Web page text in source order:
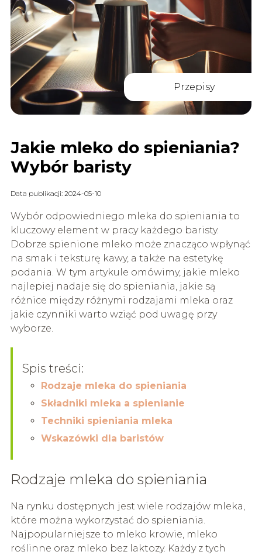
Przepisy
Jakie mleko do spieniania?
Wybór baristy
Data publikacji: 2024-05-10
Wybór odpowiedniego mleka do spieniania to
kluczowy element w pracy każdego baristy.
Dobrze spienione mleko może znacząco wpłynąć
na smak i teksturę kawy, a także na estetykę
podania. W tym artykule omówimy, jakie mleko
najlepiej nadaje się do spieniania, jakie są
różnice między różnymi rodzajami mleka oraz
jakie czynniki warto wziąć pod uwagę przy
wyborze.
Spis treści:
Rodzaje mleka do spieniania
Składniki mleka a spienianie
Techniki spieniania mleka
Wskazówki dla baristów
Rodzaje mleka do spieniania
Na rynku dostępnych jest wiele rodzajów mleka,
które można wykorzystać do spieniania.
Najpopularniejsze to mleko krowie, mleko
roślinne oraz mleko bez laktozy. Każdy z tych